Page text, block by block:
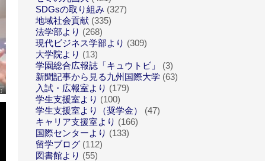
SDGsの取り組み (327)
地域社会貢献 (335)
法学部より (268)
現代ビジネス学部より (309)
大学院より (13)
学園総合広報誌「キュウトビ」
(3)
新聞記事から見る九州国際大学 (63)
入試・広報室より (179)
学生支援室より (100)
学生支援室より（奨学金）
(47)
キャリア支援室より (166)
国際センターより (133)
留学ブログ (112)
図書館より (55)